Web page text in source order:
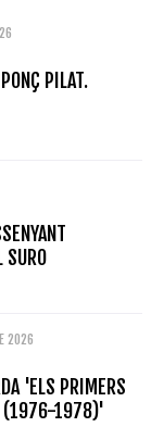
PILAT.
SURO
2026
'ELS PRIMERS
(1976-1978)'